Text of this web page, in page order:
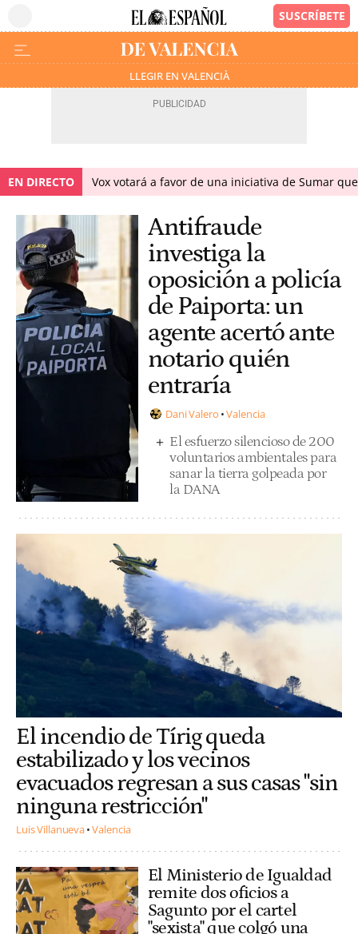
LLEGIR EN VALENCIÀ
EN DIRECTO Vox votará a favor de una iniciativa de Sumar
Antifraude
investiga la
oposición a policía
de Paiporta: un
agente acertó ante
notario quién
entraría
Dani Valero Valencia
El esfuerzo silencioso de 200
voluntarios ambientales para
sanar la tierra golpeada por
la DANA
El incendio de Tírig queda
estabilizado y los vecinos
evacuados regresan a sus casas "sin
ninguna restricción"
Luis Villanueva Valencia
El Ministerio de Igualdad
remite dos oficios a
Sagunto por el cartel
"sexista" que colgó una